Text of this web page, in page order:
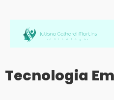
Tecnologia